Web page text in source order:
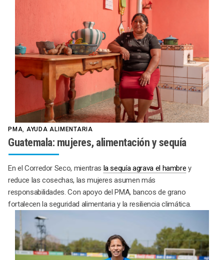
PMA, AYUDA ALIMENTARIA
Guatemala: mujeres, alimentación y sequía
En el Corredor Seco, mientras la sequía agrava el hambre y
reduce las cosechas, las mujeres asumen más
responsabilidades. Con apoyo del PMA, bancos de grano
fortalecen la seguridad alimentaria y la resiliencia climática.